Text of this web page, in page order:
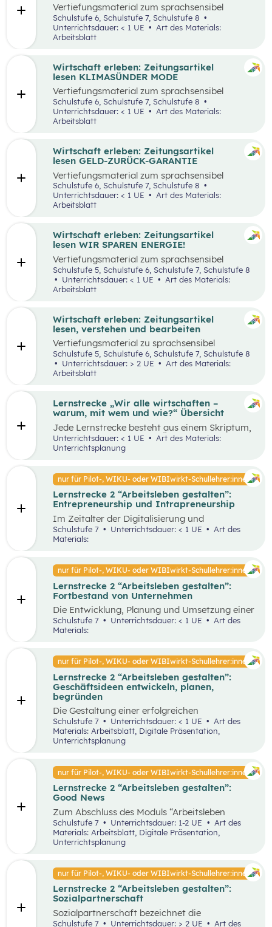
Vertiefungsmaterial zum sprachsensibel
aufbereiteten Zeitungsartikel “Will keiner
arbeiten?”.
Schulstufe 6, Schulstufe 7, Schulstufe 8
Unterrichtsdauer: < 1 UE
Arbeitsblatt
Wirtschaft erleben: Zeitungsartikel
lesen KLIMASÜNDER MODE
Vertiefungsmaterial zum sprachsensibel
aufbereiteten Zeitungsartikel “Klimasünder
Mode”.
Schulstufe 6, Schulstufe 7, Schulstufe 8
Unterrichtsdauer: < 1 UE
Arbeitsblatt
Wirtschaft erleben: Zeitungsartikel
lesen GELD-ZURÜCK-GARANTIE
Vertiefungsmaterial zum sprachsensibel
aufbereiteten Zeitungsartikel “Reich werden
mit Geld-zurück-Garantie?”.
Schulstufe 6, Schulstufe 7, Schulstufe 8
Unterrichtsdauer: < 1 UE
Art des Materials:
Arbeitsblatt
Wirtschaft erleben: Zeitungsartikel
lesen WIR SPAREN ENERGIE!
Vertiefungsmaterial zum sprachsensibel
aufbereiteten Zeitungsartikel “Wir sparen
Energie”.
Schulstufe 5, Schulstufe 6, Schulstufe 7, Schulstufe 8
Unterrichtsdauer: < 1 UE
Arbeitsblatt
Wirtschaft erleben: Zeitungsartikel
lesen, verstehen und bearbeiten
Vertiefungsmaterial zu sprachsensibel
aufbereiteten Zeitungsartikeln.
Schulstufe 5, Schulstufe 6, Schulstufe 7, Schulstufe 8
Unterrichtsdauer: > 2 UE
Art des Materials:
Arbeitsblatt
Lernstrecke „Wir alle wirtschaften –
warum, mit wem und wie?“ Übersicht
Jede Lernstrecke besteht aus einem Skriptum,
welches dazu dient einen Überblick über die
jeweilige Lernstrecke zu erhalten. Mit
dem eigenen Unterrichtsgegenstand
Wissen und entwickeln Fähigkeiten,
Einstellungen und Verhaltensbereitschaften, die
sie in ökonomisch geprägten Lebenssituationen
benötigen. Diese sollen ihnen dabei helfen,
ökonomische Herausforderungen, Aufgaben
und Problemstellungen erkennen, analysieren,
beurteilen und erfolgreich bewältigen zu
können.
Unterrichtsdauer: < 1 UE
Unterrichtsplanung
nur für Pilot-, WIKU- oder WIBIwirkt-Schullehrer:innen
Lernstrecke 2 “Arbeitsleben gestalten”:
Entrepreneurship und Intrapreneurship
Im Zeitalter der Digitalisierung und
Globalisierung sowie der dynamischen
Wirtschaft ist es von großer Bedeutung,
organisatorischer Ebene. Um als Unternehmen
am Markt überleben und erfolgreich zu sein,
benötigt es Entrepreneur:innen und
Intrapreneur:innen, die über bestimmte
Eigenschaften verfügen. Diese spielen eine
große Rolle in unserer Gesellschaft, indem sie
Arbeitsplätze schaffen, Innovationen
voranbringen und das wirtschaftliche
widmet sich insbesondere den Eigenschaften
von Entrepreneur:innen und
Intrapreneur:innen.
Schulstufe 7 Unterrichtsdauer: < 1 UE
Materials:
nur für Pilot-, WIKU- oder WIBIwirkt-Schullehrer:innen
Lernstrecke 2 “Arbeitsleben gestalten”:
Fortbestand von Unternehmen
Die Entwicklung, Planung und Umsetzung einer
guten Geschäftsidee ist lediglich der Anfang
eines erfolgreichen Unternehmens. Die
Faktoren ab. Demzufolge wird in diesem
Unterrichtsszenario auf entscheidende
Kriterien für das langfristige Bestehen von
Unternehmen näher eingegangen.
Schulstufe 7 Unterrichtsdauer: < 1 UE
Materials:
nur für Pilot-, WIKU- oder WIBIwirkt-Schullehrer:innen
Lernstrecke 2 “Arbeitsleben gestalten”:
Geschäftsideen entwickeln, planen,
begründen
Die Gestaltung einer erfolgreichen
Geschäftsidee ist der erste Schritt in die
Selbstständigkeit und die Basis für ein
erfolgreiches Unternehmen. In diesem
erfolgreiches Unternehmen analysiert. Des
Weiteren wird auf die Motive für die Gründung
von Unternehmen näher eingegangen.
Schulstufe 7 Unterrichtsdauer: < 1 UE
Art des
Materials: Arbeitsblatt, Digitale Präsentation,
Unterrichtsplanung
nur für Pilot-, WIKU- oder WIBIwirkt-Schullehrer:innen
Lernstrecke 2 “Arbeitsleben gestalten”:
Good News
Zum Abschluss des Moduls “Arbeitsleben
gestalten” ist es wichtig, dass die Schüler:innen
sich mit positiven Nachrichten und Beispielen
auseinandersetzen, um nicht von den
Herausforderungen der Arbeitswelt überwältigt
sollen die Schüler:innen nochmals den Bereich
Entrepreneurship anhand einer sehr
erfolgreichen Unternehmensgründung (Zotter)
erarbeiten. Dies soll dabei helfen, dass komplexe
Thema für die Schüler:innen stärker zu
vertiefen.
Schulstufe 7 Unterrichtsdauer: 1-2 UE
Materials: Arbeitsblatt, Digitale Präsentation,
Unterrichtsplanung
nur für Pilot-, WIKU- oder WIBIwirkt-Schullehrer:innen
Lernstrecke 2 “Arbeitsleben gestalten”:
Sozialpartnerschaft
Sozialpartnerschaft bezeichnet die
Zusammenarbeit zwischen Arbeitgeber:innen
Schulstufe 7 Unterrichtsdauer: > 2 UE